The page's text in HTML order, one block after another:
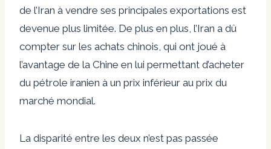
de l’Iran à vendre ses principales exportations est
devenue plus limitée. De plus en plus, l’Iran a dû
compter sur les achats chinois, qui ont joué à
l’avantage de la Chine en lui permettant d’acheter
du pétrole iranien à un prix inférieur au prix du
marché mondial.
La disparité entre les deux n’est pas passée